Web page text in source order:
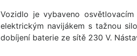
Vozidlo je vybaveno
elektrickým navijákem s tažnou
dobíjení baterie ze sítě 230 V.